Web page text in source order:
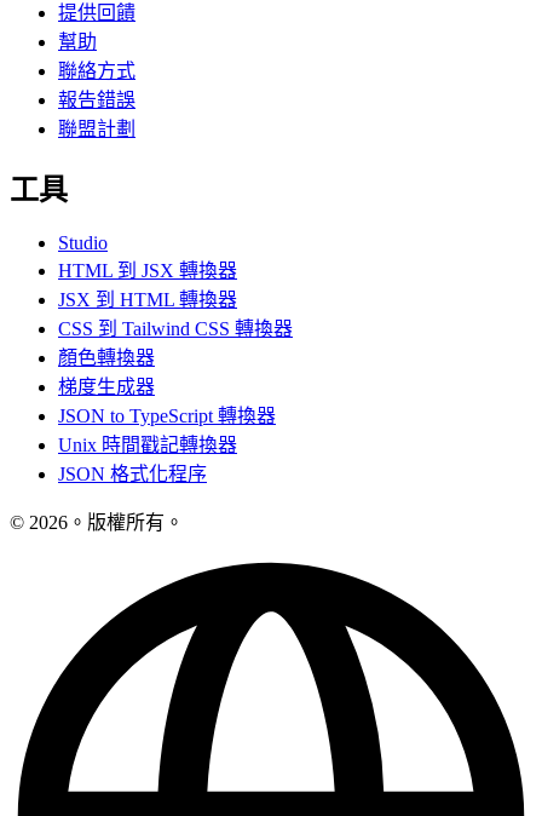
提供回饋
幫助
聯絡方式
報告錯誤
聯盟計劃
工具
Studio
HTML 到 JSX 轉換器
JSX 到 HTML 轉換器
CSS 到 Tailwind CSS 轉換器
顏色轉換器
梯度生成器
JSON to TypeScript 轉換器
Unix 時間戳記轉換器
JSON 格式化程序
© 2026。版權所有。